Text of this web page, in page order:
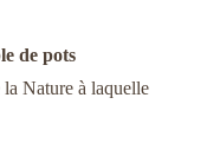
de pots
la Nature à laquelle